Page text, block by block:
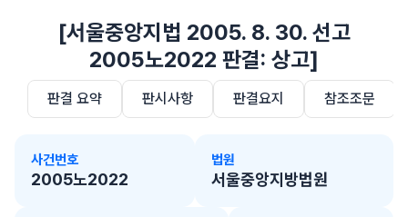
[서울중앙지법 2005. 8. 30. 선고
2005노2022 판결: 상고]
판결 요약 판시사항 판결요지 참조조문
사건번호
2005노2022
법원
서울중앙지방법원